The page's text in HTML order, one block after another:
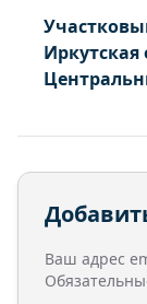
Тагна
Тагна
Тагна
Тагна
Тагна
Тагна
Иркутская
Ваш адрес